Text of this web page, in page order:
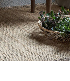
Velours
Bois blond
Papier
Verre
Zinc et galva